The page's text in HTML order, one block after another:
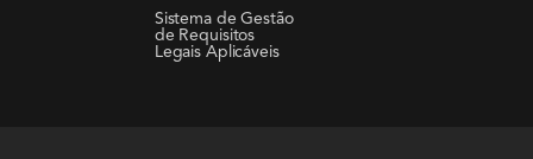
Sistema de Gestão
de Requisitos
Legais Aplicáveis